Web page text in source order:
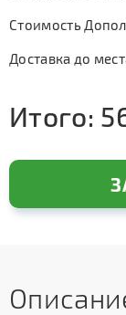
Стоимость
Доставка до
Итого: